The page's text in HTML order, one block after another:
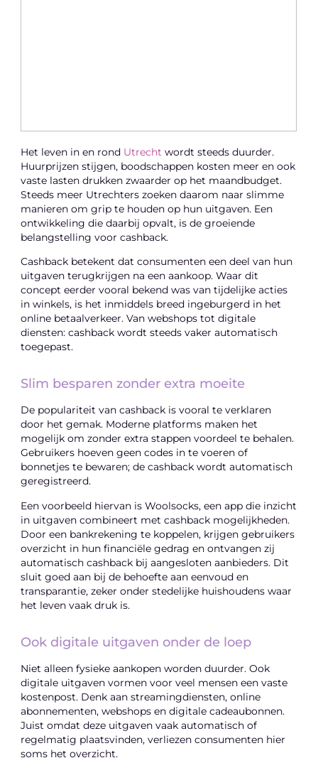
Het leven in en rond Utrecht wordt steeds duurder.
Huurprijzen stijgen, boodschappen kosten meer en ook
vaste lasten drukken zwaarder op het maandbudget.
Steeds meer Utrechters zoeken daarom naar slimme
manieren om grip te houden op hun uitgaven. Een
ontwikkeling die daarbij opvalt, is de groeiende
belangstelling voor cashback.
Cashback betekent dat consumenten een deel van hun
uitgaven terugkrijgen na een aankoop. Waar dit
concept eerder vooral bekend was van tijdelijke acties
in winkels, is het inmiddels breed ingeburgerd in het
online betaalverkeer. Van webshops tot digitale
diensten: cashback wordt steeds vaker automatisch
toegepast.
Slim besparen zonder extra moeite
De populariteit van cashback is vooral te verklaren
door het gemak. Moderne platforms maken het
mogelijk om zonder extra stappen voordeel te behalen.
Gebruikers hoeven geen codes in te voeren of
bonnetjes te bewaren; de cashback wordt automatisch
geregistreerd.
Een voorbeeld hiervan is Woolsocks, een app die inzicht
in uitgaven combineert met cashback mogelijkheden.
Door een bankrekening te koppelen, krijgen gebruikers
overzicht in hun financiële gedrag en ontvangen zij
automatisch cashback bij aangesloten aanbieders. Dit
sluit goed aan bij de behoefte aan eenvoud en
transparantie, zeker onder stedelijke huishoudens waar
het leven vaak druk is.
Ook digitale uitgaven onder de loep
Niet alleen fysieke aankopen worden duurder. Ook
digitale uitgaven vormen voor veel mensen een vaste
kostenpost. Denk aan streamingdiensten, online
abonnementen, webshops en digitale cadeaubonnen.
Juist omdat deze uitgaven vaak automatisch of
regelmatig plaatsvinden, verliezen consumenten hier
soms het overzicht.